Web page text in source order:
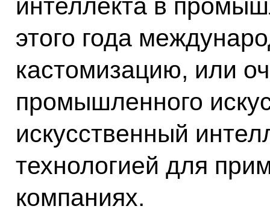
интеллекта в
этого года
кастомизацию, или
промышленного
искусственный
технологией для
компаниях.